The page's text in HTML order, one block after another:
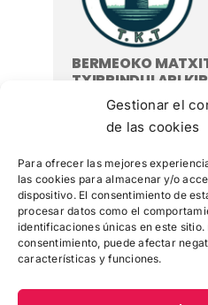
Gestionar el
de las cookies
Para ofrecer las mejores
las cookies para almacenar y/o
dispositivo. El consentimiento de
procesar datos como el
identificaciones únicas en este
consentimiento, puede afectar
características y funciones.
BERMEOKO
TXIRRINDULARI
615764973
Bizkaia Buru, 48370